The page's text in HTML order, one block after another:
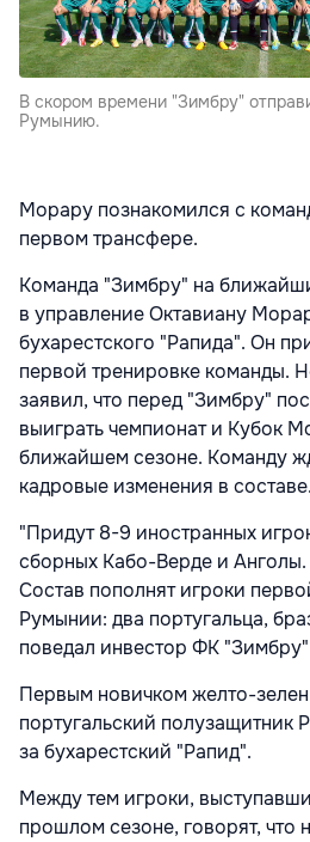
В скором времени "Зимбру"
Румынию.
Морару познакомился с
первом трансфере.
Команда "Зимбру" на
в управление Октавиану
бухарестского "Рапида". Он
первой тренировке команды.
заявил, что перед "Зимбру"
выиграть чемпионат и Кубок
ближайшем сезоне. Команду
кадровые изменения в составе.
"Придут 8-9 иностранных
сборных Кабо-Верде и
Состав пополнят игроки
Румынии: два португальца,
поведал инвестор ФК
Первым новичком желто-
португальский полузащитник
за бухарестский "Рапид".
Между тем игроки,
прошлом сезоне, говорят, что